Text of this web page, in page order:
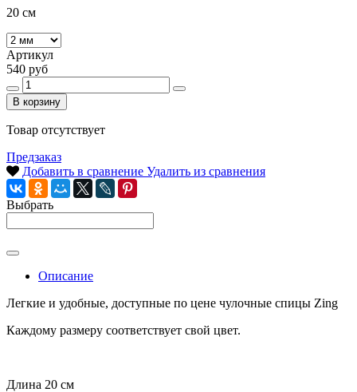
20 см
Артикул
540 руб
В корзину
Товар отсутствует
Предзаказ
Добавить в сравнение Удалить из сравнения
Выбрать
Описание
Легкие и удобные, доступные по цене чулочные спицы Zing
Каждому размеру соответствует свой цвет.
Длина 20 см